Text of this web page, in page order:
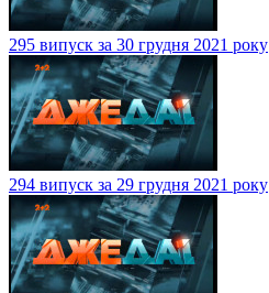
295 випуск за 30 грудня 2021 року
294 випуск за 29 грудня 2021 року